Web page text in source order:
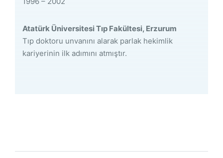
Atatürk Üniversitesi Tıp Fakültesi, Erzurum
Tıp doktoru unvanını alarak parlak hekimlik
kariyerinin ilk adımını atmıştır.